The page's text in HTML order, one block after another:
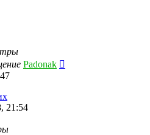
Padonak
21:54